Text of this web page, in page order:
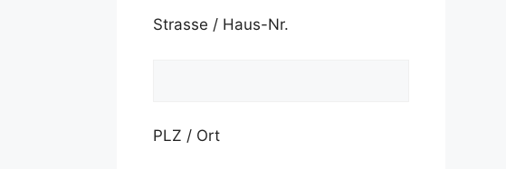
Strasse / Haus-Nr.
PLZ / Ort